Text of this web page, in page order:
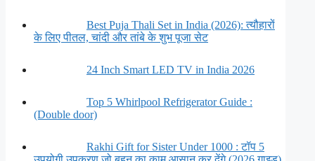
Best Puja Thali Set in India (2026): त्यौहारों
के लिए पीतल, चांदी और तांबे के शुभ पूजा सेट
24 Inch Smart LED TV in India 2026
Top 5 Whirlpool Refrigerator Guide :
(Double door)
Rakhi Gift for Sister Under 1000 : टॉप 5